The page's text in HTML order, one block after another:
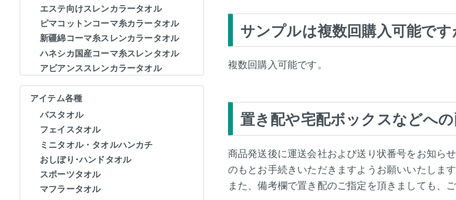
エステ向けスレンカラータオル
ピマコットンコーマ糸カラータオル
新疆綿コーマ糸スレンカラータオル
ハネシカ国産コーマ糸スレンタオル
アビアンススレンカラータオル
アイテム各種
バスタオル
フェイスタオル
ミニタオル・タオルハンカチ
おしぼり･ハンドタオル
スポーツタオル
マフラータオル
サンプルは複数回購入可能です
複数回購入可能です。
置き配や宅配ボックスなどへ
商品発送後に運送会社および送り状番号をお知ら
のもとお手続きいただきますようお願いいたします
また、備考欄で置き配のご指定を頂きましても、